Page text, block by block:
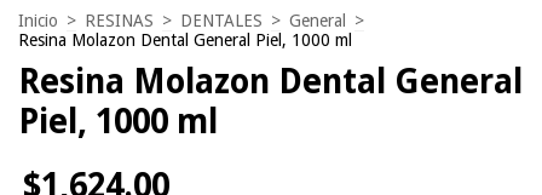
Inicio > RESINAS > DENTALES > General
>
Resina Molazon Dental General Piel, 1000 ml
Resina Molazon Dental General
Piel, 1000 ml
$1,624.00